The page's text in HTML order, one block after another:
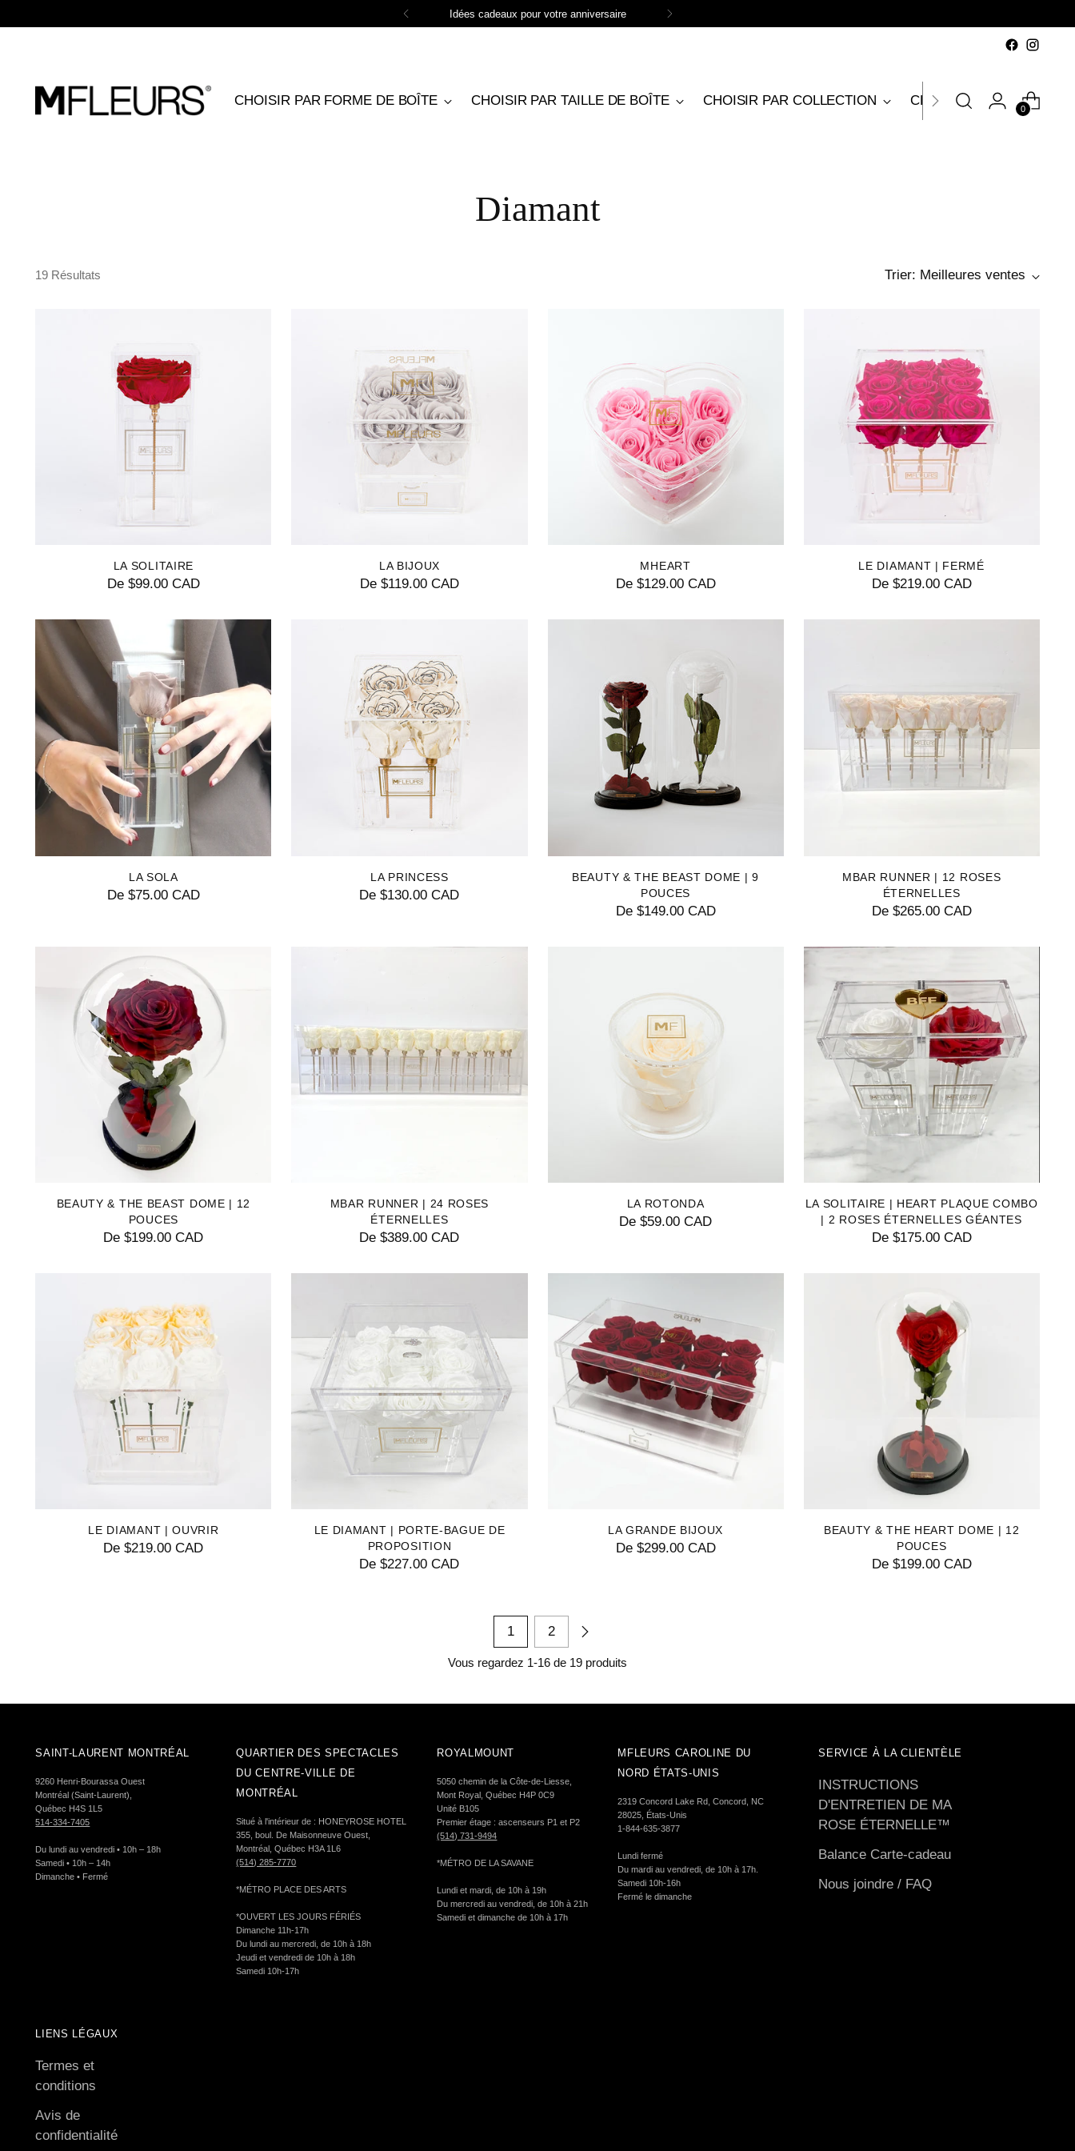
Le cadeau d'anniversaire parfait
CHOISIR PAR FORME DE BOÎTE CHOISIR PAR TAILLE DE BOÎTE CHOISIR PAR COLLECTION CHOISIR PAR OCCASION
0
Diamant
19 Résultats Trier: Meilleures ventes
LA SOLITAIRE
De $99.00 CAD
LA BIJOUX
De $119.00 CAD
MHEART
De $129.00 CAD
LE DIAMANT | FERMÉ
De $219.00 CAD
LA SOLA
De $75.00 CAD
LA PRINCESS
De $130.00 CAD
BEAUTY & THE BEAST DOME | 9
POUCES
De $149.00 CAD
MBAR RUNNER | 12 ROSES
ÉTERNELLES
De $265.00 CAD
BEAUTY & THE BEAST DOME | 12
POUCES
De $199.00 CAD
MBAR RUNNER | 24 ROSES
ÉTERNELLES
De $389.00 CAD
LA ROTONDA
De $59.00 CAD
LA SOLITAIRE | HEART PLAQUE COMBO
| 2 ROSES ÉTERNELLES GÉANTES
De $175.00 CAD
LE DIAMANT | OUVRIR
De $219.00 CAD
LE DIAMANT | PORTE-BAGUE DE
PROPOSITION
De $227.00 CAD
LA GRANDE BIJOUX
De $299.00 CAD
BEAUTY & THE HEART DOME | 12
POUCES
De $199.00 CAD
1 2
Vous regardez 1-16 de 19 produits
SAINT-LAURENT MONTRÉAL
9260 Henri-Bourassa Ouest
Montréal (Saint-Laurent),
Québec H4S 1L5
514-334-7405
Du lundi au vendredi • 10h – 18h
Samedi • 10h – 14h
Dimanche • Fermé
QUARTIER DES SPECTACLES
DU CENTRE-VILLE DE
MONTRÉAL
Situé à l'intérieur de : HONEYROSE HOTEL
355, boul. De Maisonneuve Ouest,
Montréal, Québec H3A 1L6
(514) 285-7770
*MÉTRO PLACE DES ARTS
*OUVERT LES JOURS FÉRIÉS
Dimanche 11h-17h
Du lundi au mercredi, de 10h à 18h
Jeudi et vendredi de 10h à 18h
Samedi 10h-17h
ROYALMOUNT
5050 chemin de la Côte-de-Liesse,
Mont Royal, Québec H4P 0C9
Unité B105
Premier étage : ascenseurs P1 et P2
(514) 731-9494
*MÉTRO DE LA SAVANE
Lundi et mardi, de 10h à 19h
Du mercredi au vendredi, de 10h à 21h
Samedi et dimanche de 10h à 17h
MFLEURS CAROLINE DU
NORD ÉTATS-UNIS
2319 Concord Lake Rd, Concord, NC
28025, États-Unis
1-844-635-3877
Lundi fermé
Du mardi au vendredi, de 10h à 17h.
Samedi 10h-16h
Fermé le dimanche
SERVICE À LA CLIENTÈLE
INSTRUCTIONS
D'ENTRETIEN DE MA
ROSE ÉTERNELLE™
Balance Carte-cadeau
Nous joindre / FAQ
LIENS LÉGAUX
Termes et
conditions
Avis de
confidentialité